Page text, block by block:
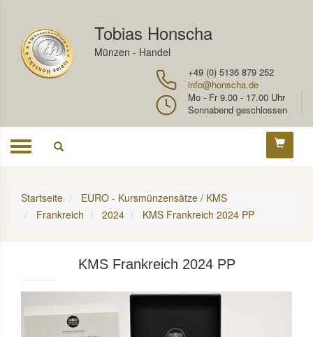
Tobias Honscha
Münzen - Handel
+49 (0) 5136 879 252
info@honscha.de
Mo - Fr 9.00 - 17.00 Uhr
Sonnabend geschlossen
Toggle
Startseite
EURO - Kursmünzensätze / KMS
Frankreich
2024 KMS Frankreich 2024 PP
KMS Frankreich 2024 PP